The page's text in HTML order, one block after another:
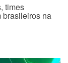
times
brasileiros na